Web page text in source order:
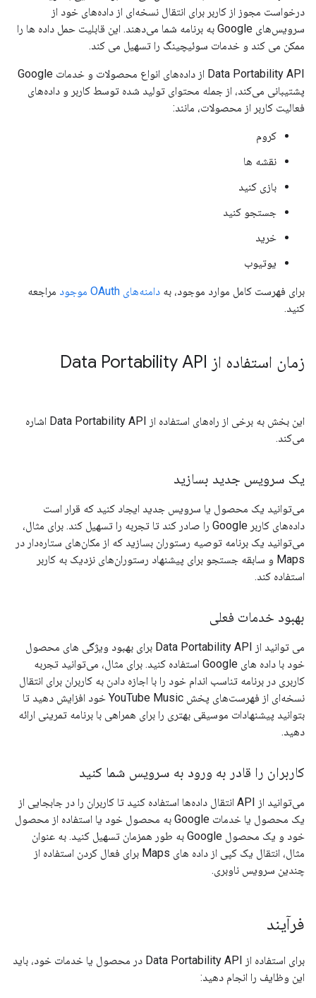
درخواست مجوز از کاربر برای انتقال نسخه‌ای از داده‌های خود از
سرویس‌های Google به برنامه شما می‌دهند. این قابلیت حمل داده ها را
ممکن می کند و خدمات سوئیچینگ را تسهیل می کند.
Data Portability API از داده‌های انواع محصولات و خدمات Google
پشتیبانی می‌کند، از جمله محتوای تولید شده توسط کاربر و داده‌های
فعالیت کاربر از محصولات، مانند:
کروم
نقشه ها
بازی کنید
جستجو کنید
خرید
یوتیوب
برای فهرست کامل موارد موجود، به دامنه‌های OAuth موجود
مراجعه
کنید.
زمان استفاده از Data Portability API
این بخش به برخی از راه‌های استفاده از Data Portability API اشاره
می‌کند.
یک سرویس جدید بسازید
می‌توانید یک محصول یا سرویس جدید ایجاد کنید که قرار است
داده‌های کاربر Google را صادر کند تا تجربه را تسهیل کند. برای مثال،
می‌توانید یک برنامه توصیه رستوران بسازید که از مکان‌های ستاره‌دار در
Maps و سابقه جستجو برای پیشنهاد رستوران‌های نزدیک به کاربر
استفاده کند.
بهبود خدمات فعلی
می توانید از Data Portability API برای بهبود ویژگی های محصول
خود با داده های Google استفاده کنید. برای مثال، می‌توانید تجربه
کاربری در برنامه تناسب اندام خود را با اجازه دادن به کاربران برای انتقال
نسخه‌ای از فهرست‌های پخش YouTube Music خود افزایش دهید تا
بتوانید پیشنهادات موسیقی بهتری را برای همراهی با برنامه تمرینی ارائه
دهید.
کاربران را قادر به ورود به سرویس شما کنید
می‌توانید از API انتقال داده‌ها استفاده کنید تا کاربران را در جابجایی از
یک محصول یا خدمات Google به محصول خود یا استفاده از محصول
خود و یک محصول Google به طور همزمان تسهیل کنید. به عنوان
مثال، انتقال یک کپی از داده های Maps برای فعال کردن استفاده از
چندین سرویس ناوبری.
فرآیند
برای استفاده از Data Portability API در محصول یا خدمات خود، باید
این وظایف را انجام دهید: